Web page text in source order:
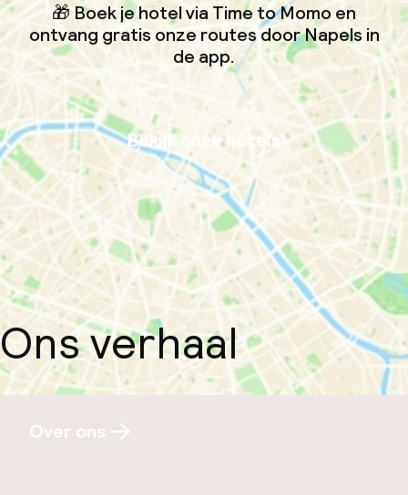
🎁 Boek je hotel via Time to Momo en
ontvang gratis onze routes door Napels in
de app.
Bekijk onze hotels
Ons verhaal
Over ons